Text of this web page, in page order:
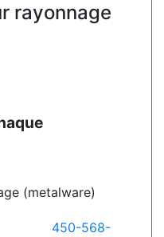
rayonnage
(metalware)
450-568-